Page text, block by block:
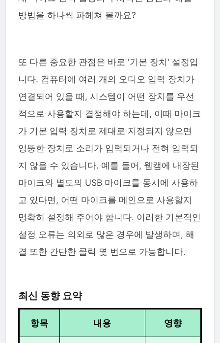
방법을 하나씩 파헤쳐 볼까요?
또 다른 중요한 관점은 바로 '기본 장치' 설정입
니다. 컴퓨터에 여러 개의 오디오 입력 장치가
연결되어 있을 때, 시스템이 어떤 장치를 우선
적으로 사용할지 결정해야 하는데, 이때 마이크
가 기본 입력 장치로 제대로 지정되지 않으면
엉뚱한 장치로 소리가 입력되거나 전혀 입력되
지 않을 수 있습니다. 예를 들어, 웹캠에 내장된
마이크와 별도의 USB 마이크를 동시에 사용하
고 있다면, 어떤 마이크를 메인으로 사용할지
명확히 설정해 주어야 합니다. 이러한 기본적인
설정 오류는 의외로 많은 경우에 발생하며, 해
결 또한 간단한 클릭 몇 번으로 가능합니다.
최신 동향 요약
항목 내용 영향